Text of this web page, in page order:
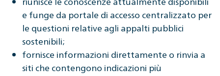
e funge da portale di accesso centralizzato per
le questioni relative agli appalti pubblici
sostenibili;
fornisce informazioni direttamente o rinvia a
siti che contengono indicazioni più